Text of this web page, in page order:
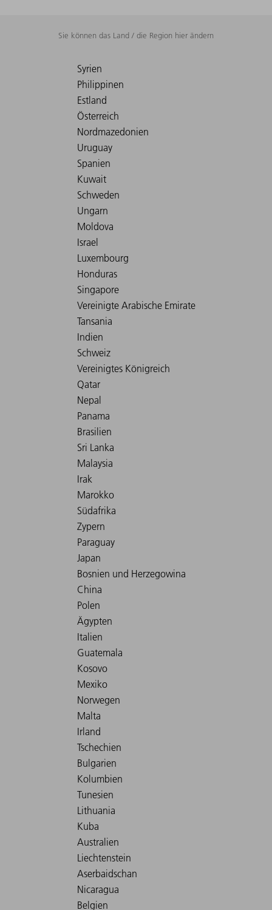
Sie können das Land / die Region hier ändern